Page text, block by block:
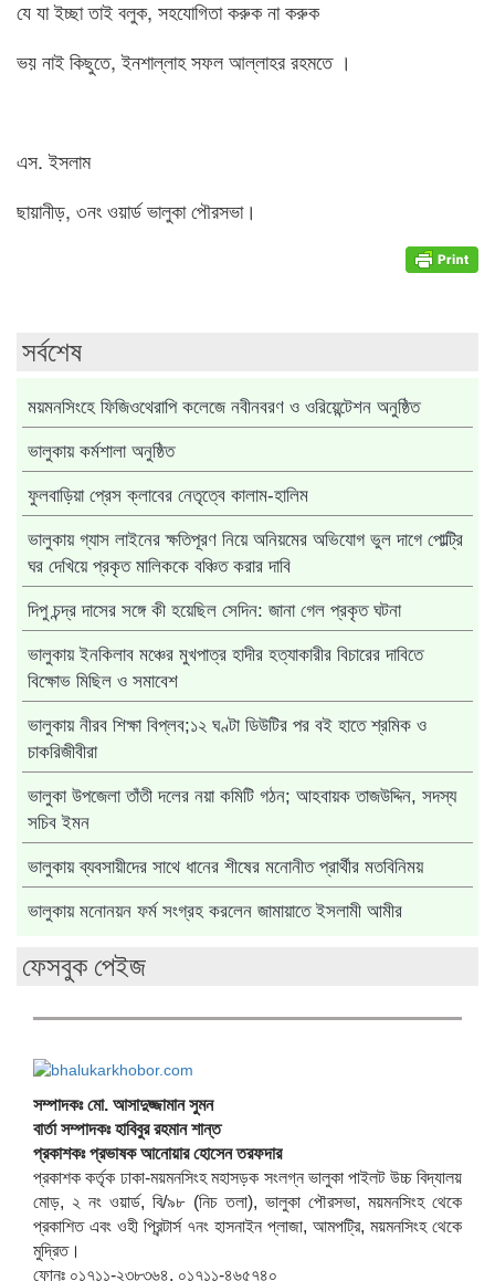
যে যা ইচ্ছা তাই বলুক, সহযোগিতা করুক না করুক
ভয় নাই কিছুতে, ইনশাল্লাহ সফল আল্লাহর রহমতে ।
এস. ইসলাম
ছায়ানীড়, ৩নং ওয়ার্ড ভালুকা পৌরসভা।
সর্বশেষ
ময়মনসিংহে ফিজিওথেরাপি কলেজে নবীনবরণ ও ওরিয়েন্টেশন অনুষ্ঠিত
ভালুকায় কর্মশালা অনুষ্ঠিত
ফুলবাড়িয়া প্রেস ক্লাবের নেতৃত্বে কালাম-হালিম
ভালুকায় গ্যাস লাইনের ক্ষতিপূরণ নিয়ে অনিয়মের অভিযোগ ভুল দাগে পোল্ট্রি
ঘর দেখিয়ে প্রকৃত মালিককে বঞ্চিত করার দাবি
দিপু চন্দ্র দাসের সঙ্গে কী হয়েছিল সেদিন: জানা গেল প্রকৃত ঘটনা
ভালুকায় ইনকিলাব মঞ্চের মুখপাত্র হাদীর হত্যাকারীর বিচারের দাবিতে
বিক্ষোভ মিছিল ও সমাবেশ
ভালুকায় নীরব শিক্ষা বিপ্লব;১২ ঘণ্টা ডিউটির পর বই হাতে শ্রমিক ও
চাকরিজীবীরা
ভালুকা উপজেলা তাঁতী দলের নয়া কমিটি গঠন; আহবায়ক তাজউদ্দিন, সদস্য
সচিব ইমন
ভালুকায় ব্যবসায়ীদের সাথে ধানের শীষের মনোনীত প্রার্থীর মতবিনিময়
ভালুকায় মনোনয়ন ফর্ম সংগ্রহ করলেন জামায়াতে ইসলামী আমীর
ফেসবুক পেইজ
সম্পাদকঃ মো. আসাদুজ্জামান সুমন
বার্তা সম্পাদকঃ হাবিবুর রহমান শান্ত
প্রকাশকঃ প্রভাষক আনোয়ার হোসেন তরফদার
প্রকাশক কর্তৃক ঢাকা-ময়মনসিংহ মহাসড়ক সংলগ্ন ভালুকা পাইলট উচ্চ বিদ্যালয়
মোড়, ২ নং ওয়ার্ড, বি/৯৮ (নিচ তলা), ভালুকা পৌরসভা, ময়মনসিংহ থেকে
প্রকাশিত এবং ওহী প্রিন্টার্স ৭নং হাসনাইন প্লাজা, আমপট্রি, ময়মনসিংহ থেকে
মুদ্রিত।
ফোনঃ ০১৭১১-২৩৮৩৬৪, ০১৭১১-৪৬৫৭৪০